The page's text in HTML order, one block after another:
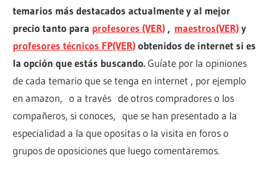
temarios más destacados actualmente y al mejor
precio tanto para profesores (VER) , maestros(VER)y
profesores técnicos FP(VER)obtenidos de internet si es
la opción que estás buscando.Guíate por la opiniones
de cada temario que se tenga en internet , por ejemplo
en amazon, o a través de otros compradores o los
compañeros, si conoces, que se han presentado a la
especialidad a la que opositas o la visita en foros o
grupos de oposiciones que luego comentaremos.